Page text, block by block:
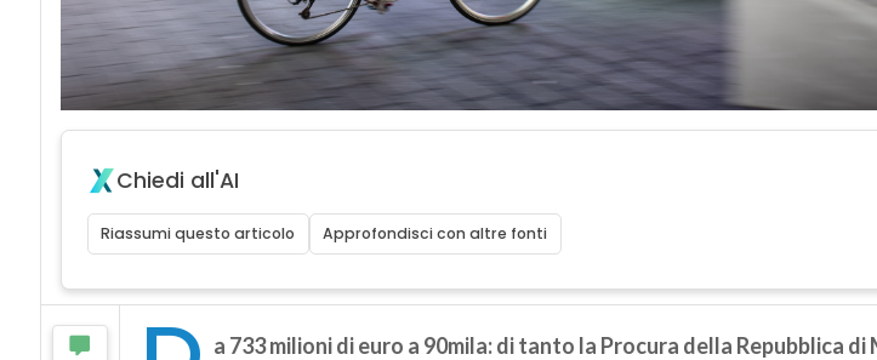
Chiedi all'AI
Riassumi questo articolo Approfondisci con altre fonti
a 733 milioni di euro a 90mila: di tanto la Procura della Repubblica